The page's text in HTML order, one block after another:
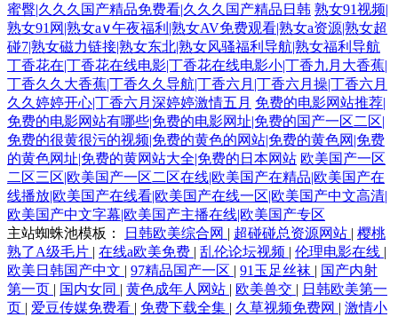
蜜臀|久久久国产精品免费看|久久久国产精品日韩 熟女91视频|
熟女91网|熟女a∨午夜福利|熟女AV免费观看|熟女a资源|熟女超
碰7|熟女磁力链接|熟女东北|熟女风骚福利导航|熟女福利导航
丁香花在|丁香花在线电影|丁香花在线电影小|丁香九月大香蕉|
丁香久久大香蕉|丁香久久导航|丁香六月|丁香六月操|丁香六月
久久婷婷开心|丁香六月深婷婷激情五月 免费的电影网站推荐|
免费的电影网站有哪些|免费的电影网址|免费的国产一区二区|
免费的很黄很污的视频|免费的黄色的网站|免费的黄色网|免费
的黄色网址|免费的黄网站大全|免费的日本网站 欧美国产一区
二区三区|欧美国产一区二区在线|欧美国产在精品|欧美国产在
线播放|欧美国产在线看|欧美国产在线一区|欧美国产中文高清|
欧美国产中文字幕|欧美国产主播在线|欧美国产专区
主站蜘蛛池模板：
日韩欧美综合网 | 超碰碰总资源网站 | 樱桃
熟了A级毛片 | 在线a欧美免费 | 乱伦论坛视频 | 伦理电影在线 |
欧美日韩国产中文 | 97精品国产一区 | 91玉足丝袜 | 国产内射
第一页 | 国内女同 | 黄色成年人网站 | 欧美兽交 | 日韩欧美第一
页 | 爱豆传媒免费看 | 免费下载全集 | 久草视频免费网 | 激情小